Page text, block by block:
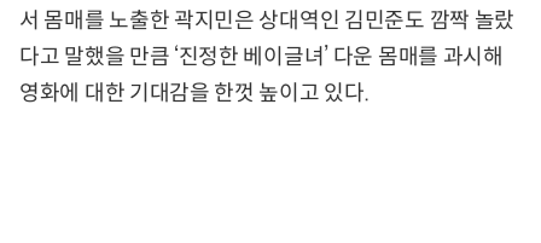
서 몸매를 노출한 곽지민은 상대역인 김민준도 깜짝 놀랐
다고 말했을 만큼 ‘진정한 베이글녀’ 다운 몸매를 과시해
영화에 대한 기대감을 한껏 높이고 있다.